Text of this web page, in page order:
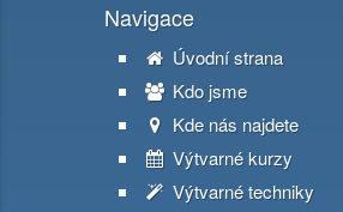
Navigace
Úvodní strana
Kdo jsme
Kde nás najdete
Výtvarné kurzy
Výtvarné techniky